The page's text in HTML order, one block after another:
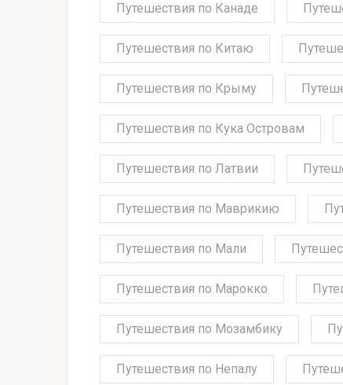
Путешествия по Канаде
Путешествия по Китаю
Путешествия по Крыму
Путешествия по Кука Островам
Путешествия по Латвии
Путешествия по Маврикию
Путешествия по Мали
Путешествия по Марокко
Путешествия по Мозамбику
Путешествия по Непалу